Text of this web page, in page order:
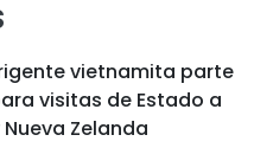
vietnamita parte
visitas de Estado a
Zelanda